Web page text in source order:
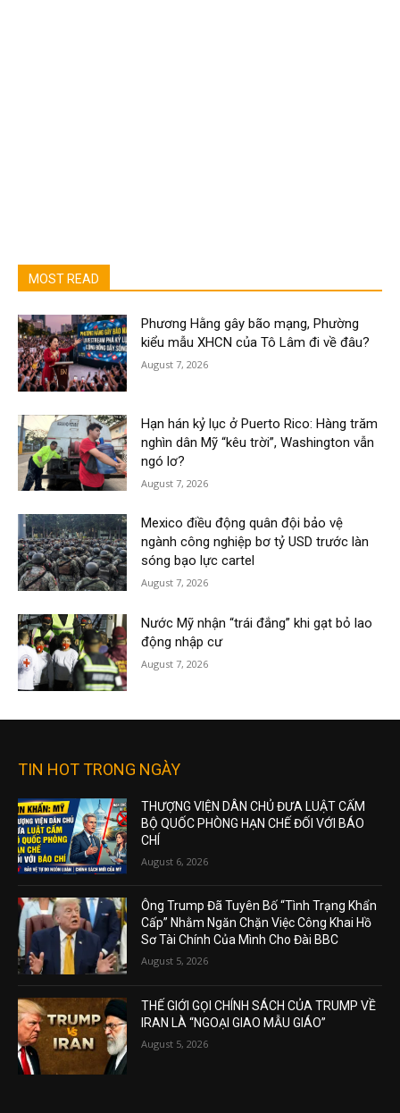
MOST READ
Phương Hằng gây bão mạng, Phường
kiểu mẫu XHCN của Tô Lâm đi về đâu?
August 7, 2026
Hạn hán kỷ lục ở Puerto Rico: Hàng trăm
nghìn dân Mỹ “kêu trời”, Washington vẫn
ngó lơ?
August 7, 2026
Mexico điều động quân đội bảo vệ
ngành công nghiệp bơ tỷ USD trước làn
sóng bạo lực cartel
August 7, 2026
Nước Mỹ nhận “trái đắng” khi gạt bỏ lao
động nhập cư
August 7, 2026
TIN HOT TRONG NGÀY
THƯỢNG VIỆN DÂN CHỦ ĐƯA LUẬT CẤM
BỘ QUỐC PHÒNG HẠN CHẾ ĐỐI VỚI BÁO
CHÍ
August 6, 2026
Ông Trump Đã Tuyên Bố “Tình Trạng Khẩn
Cấp” Nhằm Ngăn Chặn Việc Công Khai Hồ
Sơ Tài Chính Của Mình Cho Đài BBC
August 5, 2026
THẾ GIỚI GỌI CHÍNH SÁCH CỦA TRUMP VỀ
IRAN LÀ “NGOẠI GIAO MẪU GIÁO”
August 5, 2026